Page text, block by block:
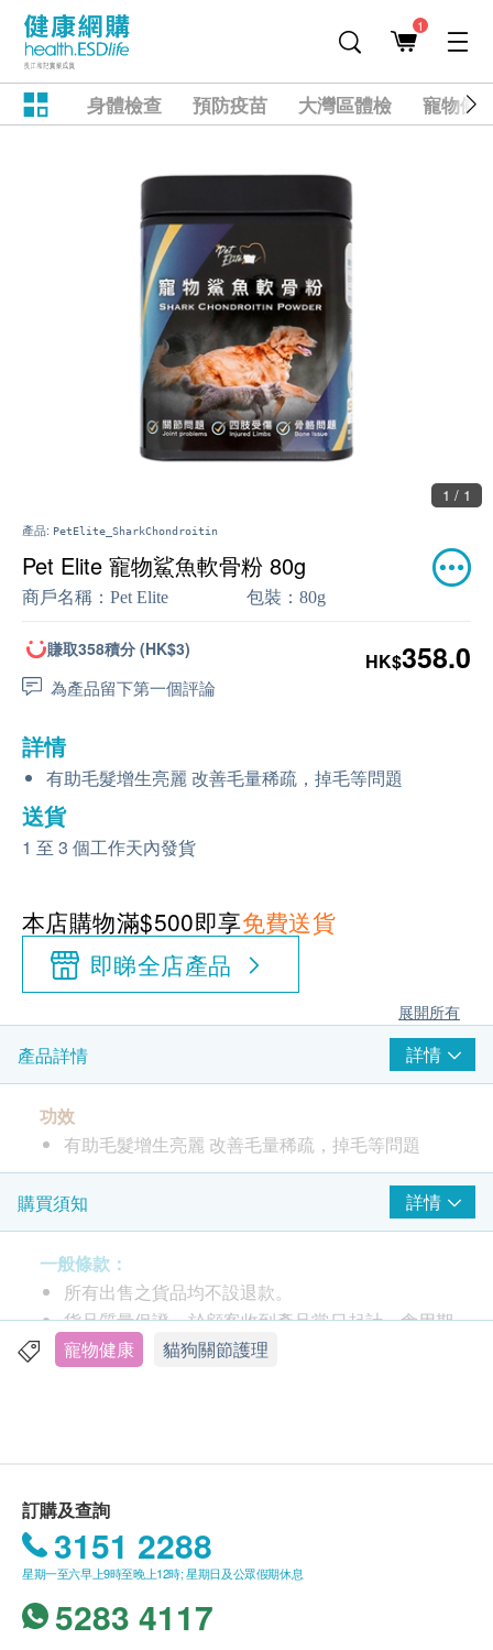
1
身體檢查 預防疫苗 大灣區體檢 寵物健
1 / 1
產品: PetElite_SharkChondroitin
Pet Elite 寵物鯊魚軟骨粉 80g
商戶名稱： Pet Elite 包裝： 80g
賺取358積分 (HK$3)
為產品留下第一個評論
HK$358.0
詳情
有助毛髮增生亮麗 改善毛量稀疏，掉毛等問題
送貨
1 至 3 個工作天內發貨
本店購物滿$500即享免費送貨
即睇全店產品
展開所有
產品詳情 詳情
功效
有助毛髮增生亮麗 改善毛量稀疏，掉毛等問題
成份
純天然 蛋黃、沙丁魚、黑芝麻、螺旋藻、亞痳籽粉、
胜肽膠原蛋白
購買須知 詳情
一般條款：
所有出售之貨品均不設退款。
貨品質量保證，於顧客收到產品當日起計，食用期
應最少有12個月或以上。
送貨條款：
購買 Pet Elite 產品總額滿HK$500，即可享本地免
費送貨服務。賬單總額未滿HK$500需附加HK$50
運費。
寵物健康 貓狗關節護理
訂購及查詢
3151 2288
星期一至六早上9時至晚上12時; 星期日及公眾假期休息
5283 4117